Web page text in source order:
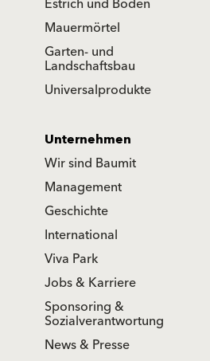
Mauermörtel
Garten- und
Landschaftsbau
Universalprodukte
Unternehmen
Wir sind Baumit
Management
Geschichte
International
Viva Park
Jobs & Karriere
Sponsoring &
Sozialverantwortung
News & Presse